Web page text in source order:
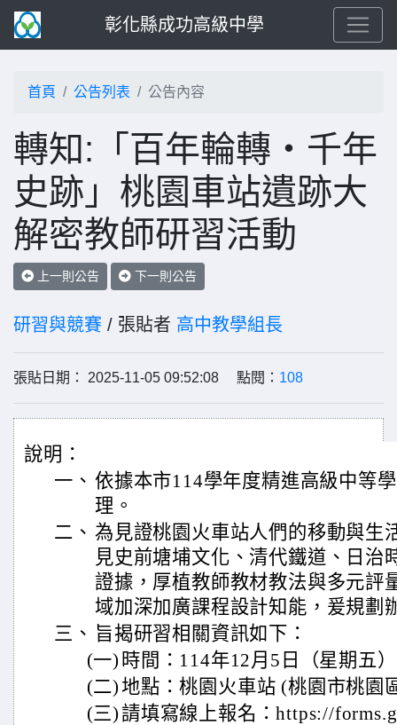
彰化縣成功高級中學
首頁 公告列表 公告內容
轉知:「百年輪轉・千年
史跡」桃園車站遺跡大
解密教師研習活動
上一則公告 下一則公告
研習與競賽 / 張貼者 高中教學組長
張貼日期： 2025-11-05 09:52:08 點閱： 108
說明：
一、 依據本市114學年度精進高級中等
理。
二、 為見證桃園火車站人們的移動與生
見史前塘埔文化、清代鐵道、日治
證據，厚植教師教材教法與多元評
域加深加廣課程設計知能，爰規劃
三、 旨揭研習相關資訊如下：
(一) 時間：114年12月5日（星期五
(二)地點：桃園火車站 (桃園市桃園
(三) 請填寫線上報名：https://